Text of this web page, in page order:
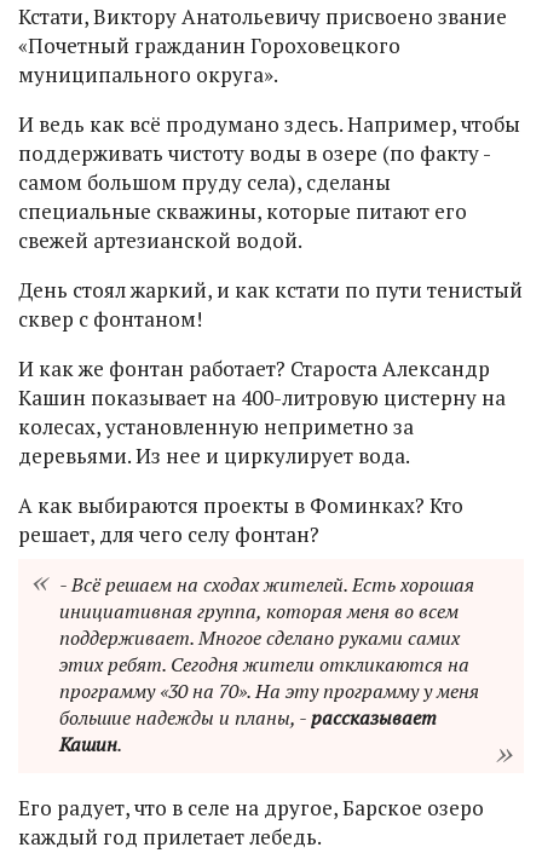
Кстати, Виктору Анатольевичу присвоено звание
«Почетный гражданин Гороховецкого
муниципального округа».
И ведь как всё продумано здесь. Например, чтобы
поддерживать чистоту воды в озере (по факту -
самом большом пруду села), сделаны
специальные скважины, которые питают его
свежей артезианской водой.
День стоял жаркий, и как кстати по пути тенистый
сквер с фонтаном!
И как же фонтан работает? Староста Александр
Кашин показывает на 400-литровую цистерну на
колесах, установленную неприметно за
деревьями. Из нее и циркулирует вода.
А как выбираются проекты в Фоминках? Кто
решает, для чего селу фонтан?
- Всё решаем на сходах жителей. Есть хорошая
инициативная группа, которая меня во всем
поддерживает. Многое сделано руками самих
этих ребят. Сегодня жители откликаются на
программу «30 на 70». На эту программу у меня
большие надежды и планы, -рассказывает
Кашин.
Его радует, что в селе на другое, Барское озеро
каждый год прилетает лебедь.